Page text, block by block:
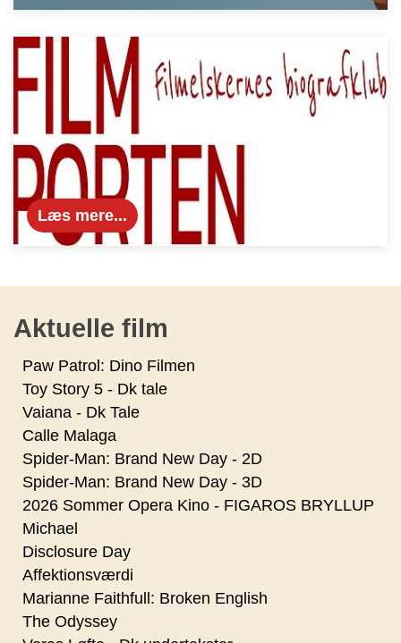
Læs mere...
Aktuelle film
Paw Patrol: Dino Filmen
Toy Story 5 - Dk tale
Vaiana - Dk Tale
Calle Malaga
Spider-Man: Brand New Day - 2D
Spider-Man: Brand New Day - 3D
2026 Sommer Opera Kino - FIGAROS BRYLLUP
Michael
Disclosure Day
Affektionsværdi
Marianne Faithfull: Broken English
The Odyssey